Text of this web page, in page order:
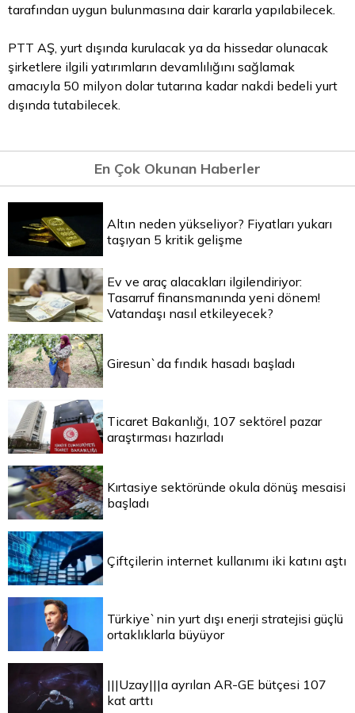
tarafından uygun bulunmasına dair kararla yapılabilecek.
PTT AŞ, yurt dışında kurulacak ya da hissedar olunacak
şirketlere ilgili yatırımların devamlılığını sağlamak
amacıyla 50 milyon dolartutarına kadar nakdi bedeli yurt
dışında tutabilecek.
En Çok Okunan Haberler
Altın neden yükseliyor? Fiyatları yukarı
taşıyan 5 kritik gelişme
Ev ve araç alacakları ilgilendiriyor:
Tasarruf finansmanında yeni dönem!
Vatandaşı nasıl etkileyecek?
Giresun`da fındık hasadı başladı
Ticaret Bakanlığı, 107 sektörel pazar
araştırması hazırladı
Kırtasiye sektöründe okula dönüş mesaisi
başladı
Çiftçilerin internet kullanımı iki katını aştı
Türkiye`nin yurt dışı enerji stratejisi güçlü
ortaklıklarla büyüyor
|||Uzay|||a ayrılan AR-GE bütçesi 107
kat arttı